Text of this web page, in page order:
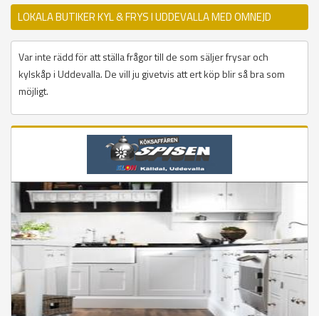
LOKALA BUTIKER KYL & FRYS I UDDEVALLA MED OMNEJD
Var inte rädd för att ställa frågor till de som säljer frysar och
kylskåp i Uddevalla. De vill ju givetvis att ert köp blir så bra som
möjligt.